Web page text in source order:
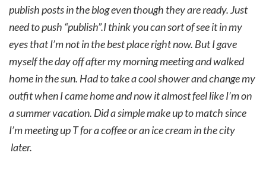
publish posts in the blog even though they are ready. Just
need to push “publish”.I think you can sort of see it in my
eyes that I’m not in the best place right now. But I gave
myself the day off after my morning meeting and walked
home in the sun. Had to take a cool shower and change my
outfit when I came home and now it almost feel like I’m on
a summer vacation. Did a simple make up to match since
I’m meeting up T for a coffee or an ice cream in the city
later.